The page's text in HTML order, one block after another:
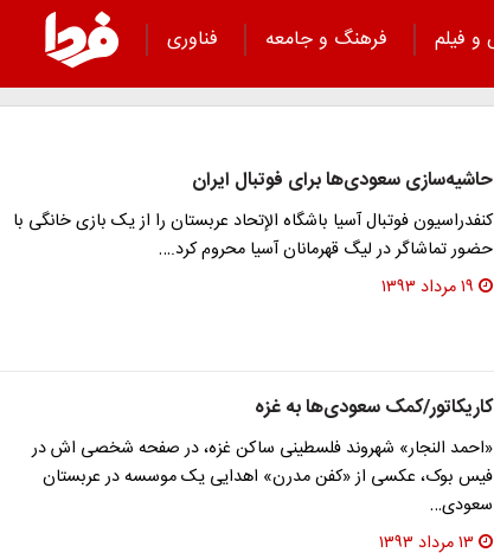
فیلم فرهنگ و جامعه
فناوری
حاشیه‌سازی سعودی‌ها برای فوتبال‌ ایران
کنفدراسیون فوتبال آسیا باشگاه الإتحاد عربستان را از یک بازی خانگی با
حضور تماشاگر در لیگ قهرمانان آسیا محروم کرد.…
۱۹ مرداد ۱۳۹۳
کاریکاتور/کمک سعودی‌ها به غزه
«احمد النجار» شهروند فلسطینی ساکن غزه، در صفحه شخصی اش در
فیس بوک، عکسی از «کفن مدرن» اهدایی یک موسسه در عربستان
سعودی…
۱۳ مرداد ۱۳۹۳